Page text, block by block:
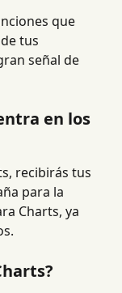
que
tus
señal de
en los
recibirás tus
para la
Charts, ya